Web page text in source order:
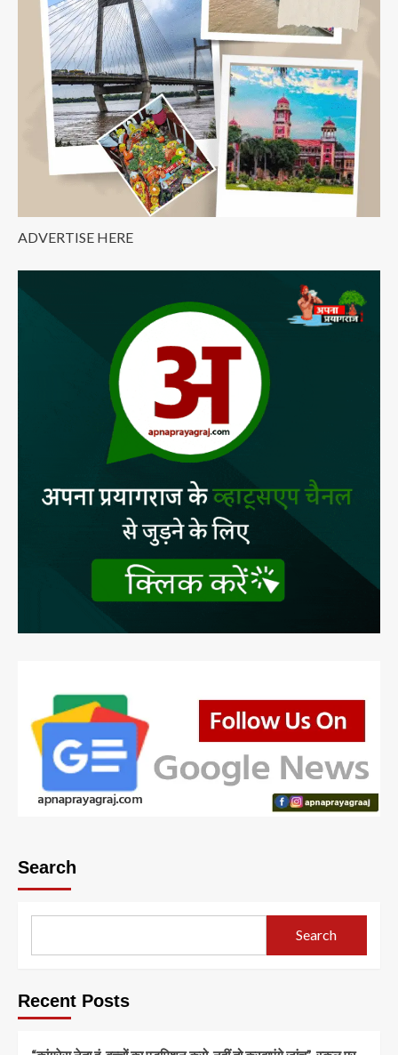
mela
kahan
lagta
hai
ADVERTISE HERE
Search
Search
Recent Posts